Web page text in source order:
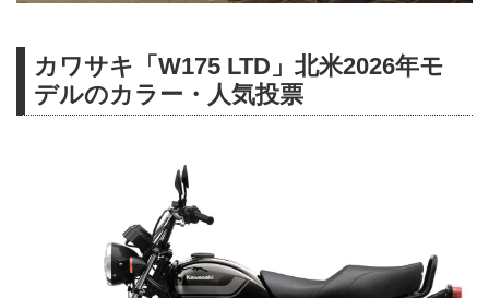
カワサキ「W175 LTD」北米2026年モ
デルのカラー・人気投票